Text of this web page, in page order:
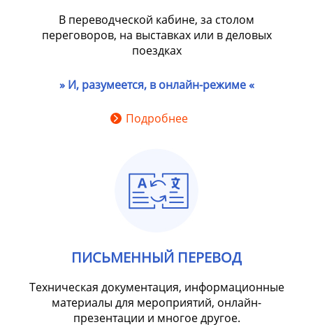
В переводческой кабине, за столом
переговоров, на выставках или в деловых
поездках
» И, разумеется, в онлайн-режиме «
Подробнее
ПИСЬМЕННЫЙ ПЕРЕВОД
Техническая документация, информационные
материалы для мероприятий, онлайн-
презентации и многое другое.